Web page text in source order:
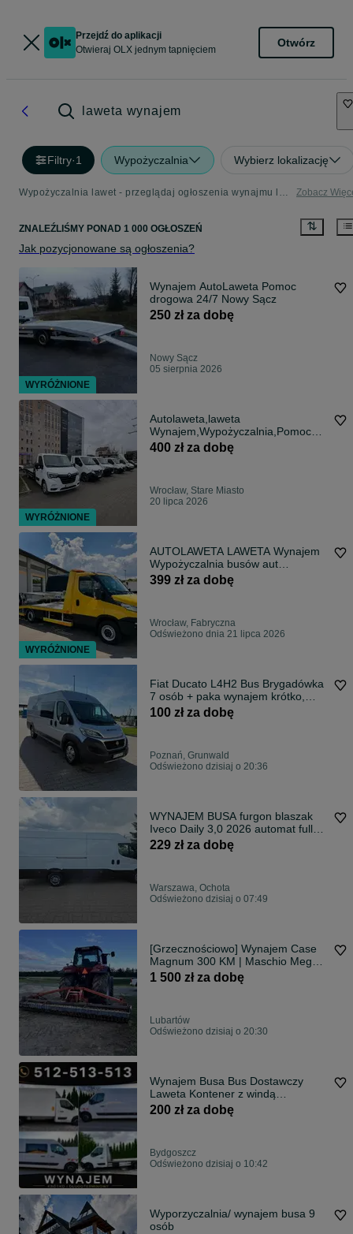
Przejdź do aplikacji
Otwieraj OLX jednym tapnięciem
Otwórz
laweta wynajem
Filtry·1 Wypożyczalnia Wybierz lokalizację
Wypożyczalnia lawet - przeglądaj ogłoszenia wynajmu lawet Zobacz
ZNALEŹLIŚMY PONAD 1 000 OGŁOSZEŃ
Jak pozycjonowane są ogłoszenia?
Wynajem AutoLaweta Pomoc
drogowa 24/7 Nowy Sącz
250 zł za dobę
Nowy Sącz
05 sierpnia 2026
Autolaweta,laweta
Wynajem,Wypożyczalnia,Pomoc
Drogowa 24/7
400 zł za dobę
Wrocław, Stare Miasto
20 lipca 2026
AUTOLAWETA LAWETA Wynajem
Wypożyczalnia busów aut
dostawczych -10%
399 zł za dobę
Wrocław, Fabryczna
Odświeżono dnia 21 lipca 2026
Fiat Ducato L4H2 Bus Brygadówka
7 osób + paka wynajem krótko,
średnio oraz długoterminowy
Polska Zagranica HAK Pełen serwis
100 zł za dobę
Poznań, Grunwald
Odświeżono dzisiaj o 20:36
WYNAJEM BUSA furgon blaszak
Iveco Daily 3,0 2026 automat full
opcja L4H2 paka 4,70 HAK
wypożyczalnia, bus do wynajęcia
229 zł za dobę
Warszawa, Ochota
Odświeżono dzisiaj o 07:49
[Grzecznościowo] Wynajem Case
Magnum 300 KM | Maschio Mega
500 | Lubelskie
1 500 zł za dobę
Lubartów
Odświeżono dzisiaj o 20:30
Wynajem Busa Bus Dostawczy
Laweta Kontener z windą
Brygadówka
200 zł za dobę
Bydgoszcz
Odświeżono dzisiaj o 10:42
Wyporzyczalnia/ wynajem busa 9
osób
WYRÓŻNIONE
WYRÓŻNIONE
WYRÓŻNIONE